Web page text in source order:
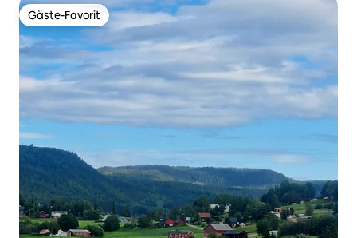
Gäste-Favorit
Gäste-Favorit